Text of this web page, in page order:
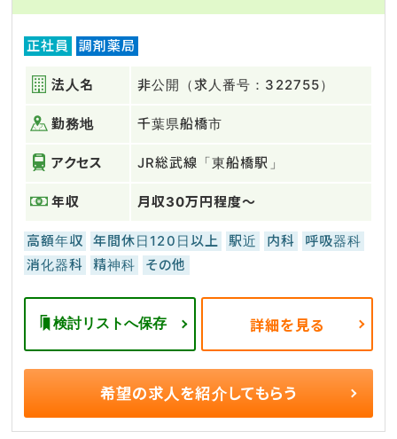
正社員 調剤薬局
法人名 非公開（求人番号：322755）
勤務地 千葉県船橋市
アクセス JR総武線「東船橋駅」
年収 月収30万円程度～
高額年収 年間休日120日以上 駅近 内科
呼吸器科
消化器科
精神科 その他
検討リストへ保存 詳細を見る
希望の求人を紹介してもらう